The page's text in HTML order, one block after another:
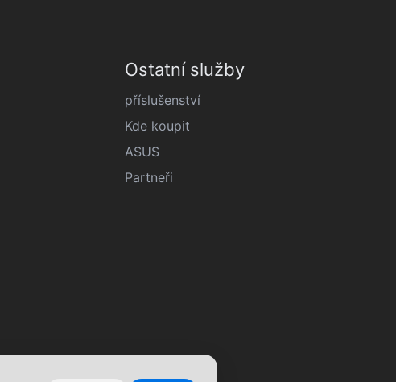
Ostatní služby
příslušenství
Kde koupit
ASUS
Partneři